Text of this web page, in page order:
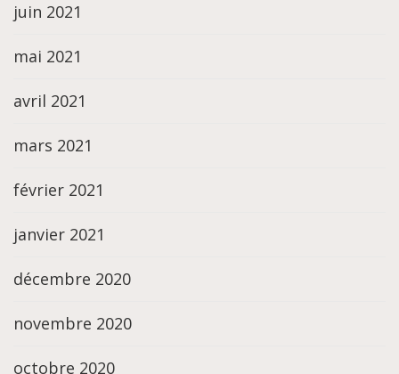
juin 2021
mai 2021
avril 2021
mars 2021
février 2021
janvier 2021
décembre 2020
novembre 2020
octobre 2020